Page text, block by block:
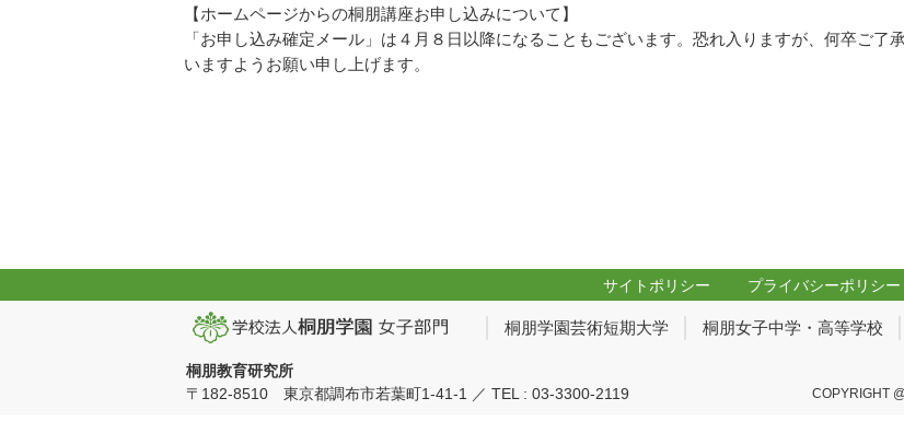
【ホームページからの桐朋講座お申し込みについて】
「お申し込み確定メール」は４月８日以降になることもございます。恐れ入りますが、何卒ご了
いますようお願い申し上げます。
サイトポリシー プライバシーポリシー
桐朋学園芸術短期大学 桐朋女子中学・高等学校
桐朋教育研究所
〒182-8510 東京都調布市若葉町1-41-1 ／ TEL : 03-3300-2119
COPYRIGHT